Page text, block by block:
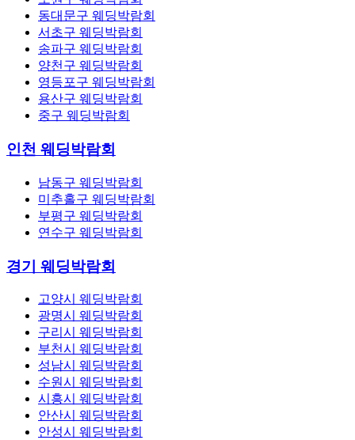
동대문구 웨딩박람회
서초구 웨딩박람회
송파구 웨딩박람회
양천구 웨딩박람회
영등포구 웨딩박람회
용산구 웨딩박람회
중구 웨딩박람회
인천 웨딩박람회
남동구 웨딩박람회
미추홀구 웨딩박람회
부평구 웨딩박람회
연수구 웨딩박람회
경기 웨딩박람회
고양시 웨딩박람회
광명시 웨딩박람회
구리시 웨딩박람회
부천시 웨딩박람회
성남시 웨딩박람회
수원시 웨딩박람회
시흥시 웨딩박람회
안산시 웨딩박람회
안성시 웨딩박람회